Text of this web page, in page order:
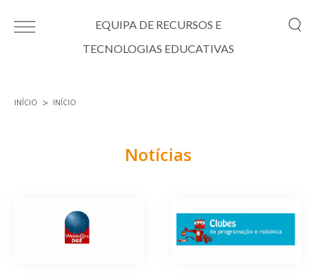
EQUIPA DE RECURSOS E
TECNOLOGIAS EDUCATIVAS
INÍCIO INÍCIO
Notícias
Páginas